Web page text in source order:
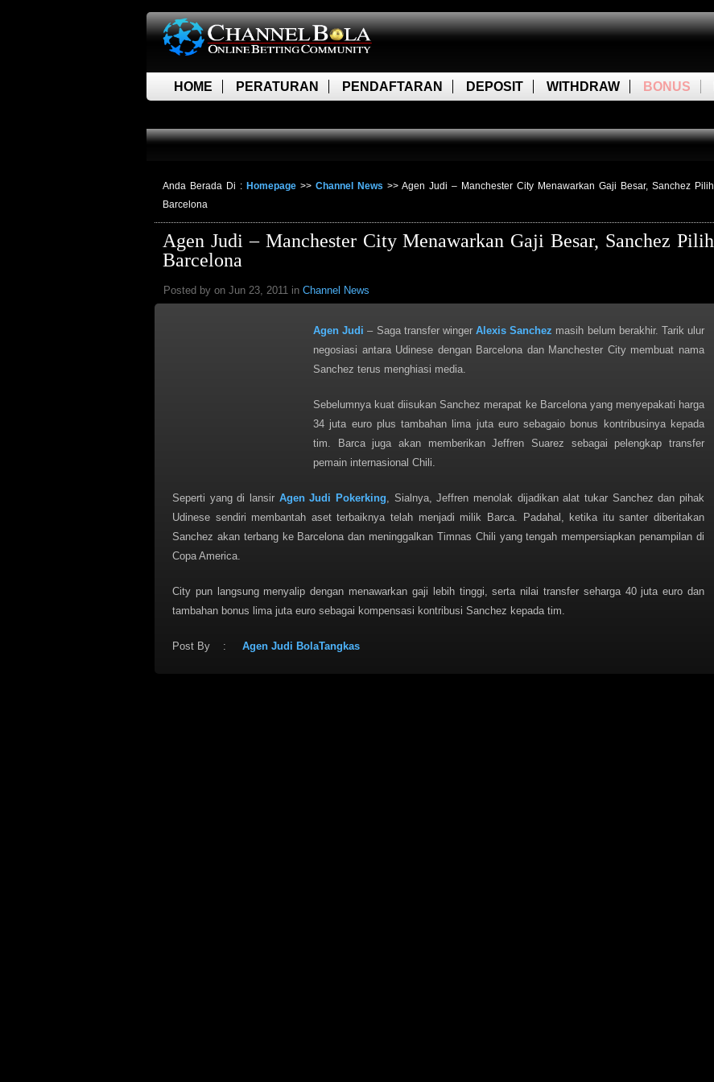
HOME PERATURAN PENDAFTARAN DEPOSIT WITHDRAW BONUS
Anda Berada Di : Homepage >> Channel News >> Agen Judi – Manchester City Menawarkan Gaji Besar, Sanchez Pilih
Barcelona
Agen Judi – Manchester City Menawarkan Gaji Besar, Sanchez Pilih
Barcelona
Posted by on Jun 23, 2011 in Channel News
Agen Judi – Saga transfer wingerAlexis Sanchez masih belum berakhir. Tarik ulur
negosiasi antara Udinese dengan Barcelona dan Manchester City membuat nama
Sanchez terus menghiasi media.
Sebelumnya kuat diisukan Sanchez merapat ke Barcelona yang menyepakati harga
34 juta euro plus tambahan lima juta euro sebagaio bonus kontribusinya kepada
tim. Barca juga akan memberikan Jeffren Suarez sebagai pelengkap transfer
pemain internasional Chili.
Seperti yang di lansir Agen Judi Pokerking, Sialnya, Jeffren menolak dijadikan alat tukar Sanchez dan pihak
Udinese sendiri membantah aset terbaiknya telah menjadi milik Barca. Padahal, ketika itu santer diberitakan
Sanchez akan terbang ke Barcelona dan meninggalkan Timnas Chili yang tengah mempersiapkan penampilan di
Copa America.
City pun langsung menyalip dengan menawarkan gaji lebih tinggi, serta nilai transfer seharga 40 juta euro dan
tambahan bonus lima juta euro sebagai kompensasi kontribusi Sanchez kepada tim.
Post By : Agen Judi BolaTangkas